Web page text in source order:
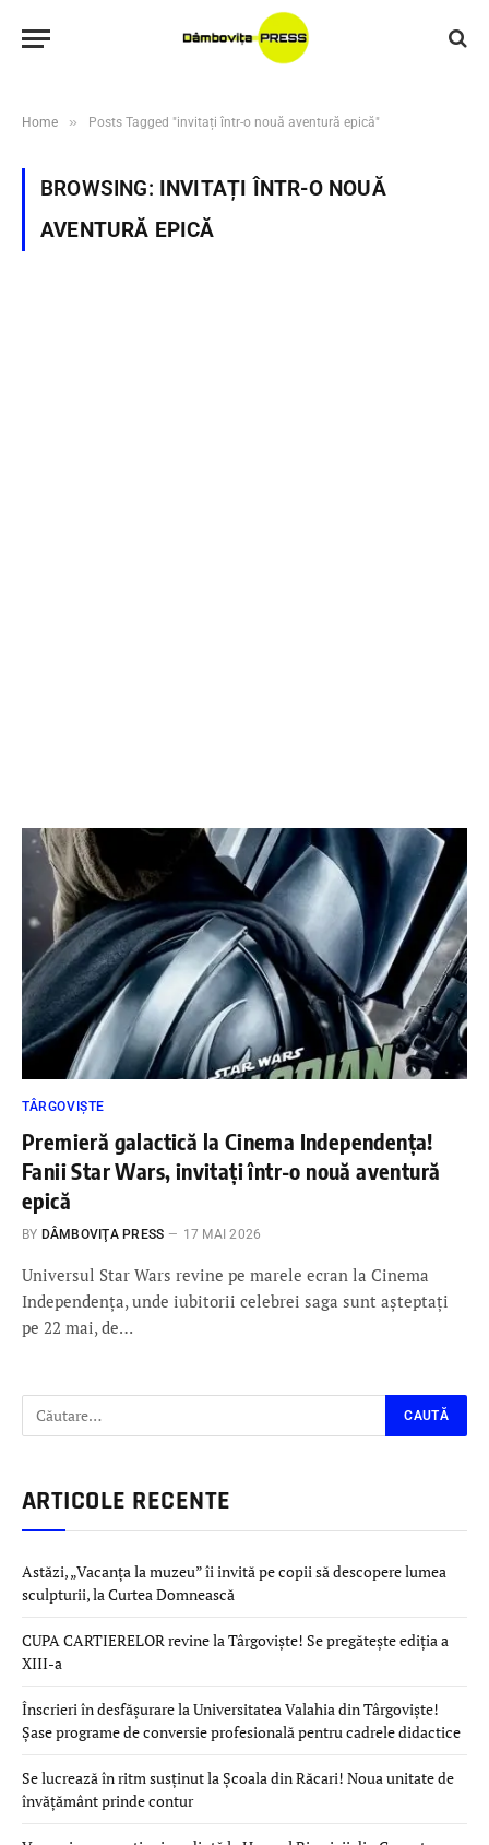
Home » Posts Tagged "invitați într-o nouă aventură epică"
BROWSING: INVITAȚI ÎNTR-O NOUĂ
AVENTURĂ EPICĂ
TÂRGOVIȘTE
Premieră galactică la Cinema Independența!
Fanii Star Wars, invitați într-o nouă aventură
epică
BY DÂMBOVIŢA PRESS 17 MAI 2026
Universul Star Wars revine pe marele ecran la Cinema
Independența, unde iubitorii celebrei saga sunt așteptați
pe 22 mai, de…
ARTICOLE RECENTE
Astăzi, „Vacanța la muzeu” îi invită pe copii să descopere lumea
sculpturii, la Curtea Domnească
CUPA CARTIERELOR revine la Târgoviște! Se pregătește ediția a
XIII-a
Înscrieri în desfășurare la Universitatea Valahia din Târgoviște!
Șase programe de conversie profesională pentru cadrele didactice
Se lucrează în ritm susținut la Școala din Răcari! Noua unitate de
învățământ prinde contur